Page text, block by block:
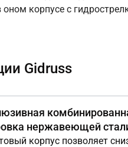
корпусе с
Gidruss
нержавеющей
корпус позволяет